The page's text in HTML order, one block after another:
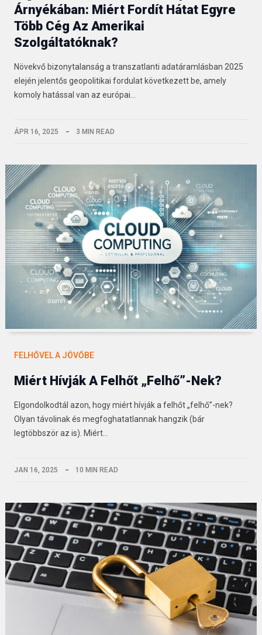
Árnyékában: Miért Fordít Hátat Egyre
Több Cég Az Amerikai
Szolgáltatóknak?
Növekvő bizonytalanság a transzatlanti adatáramlásban 2025
elején jelentős geopolitikai fordulat következett be, amely
komoly hatással van az európai…
ÁPR 16, 2025 3 MIN READ
FELHŐVEL A JÖVŐBE
Miért Hívják A Felhőt „felhő”-Nek?
Elgondolkodtál azon, hogy miért hívják a felhőt „felhő”-nek?
Olyan távolinak és megfoghatatlannak hangzik (bár
legtöbbször az is). Miért…
JAN 16, 2025 10 MIN READ